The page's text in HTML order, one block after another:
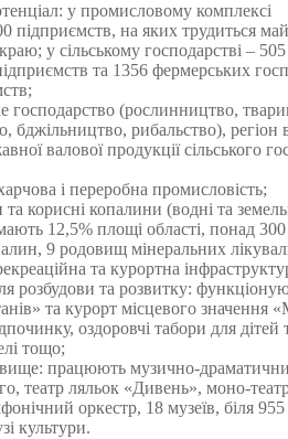
у промисловому комплексі
підприємств, на яких трудиться
у сільському господарстві – 505
та 1356 фермерських
господарство (рослинництво,
бджільництво, рибальство), регіон
валової продукції сільського
і переробна промисловість;
корисні копалини (водні та
12,5% площі області, понад
9 родовищ мінеральних
та курортна
розбудови та розвитку:
та курорт місцевого значення
оздоровчі табори для дітей
тощо;
працюють музично-
театр ляльок «Дивень», моно-
оркестр, 18 музеїв, біля 955
культури.